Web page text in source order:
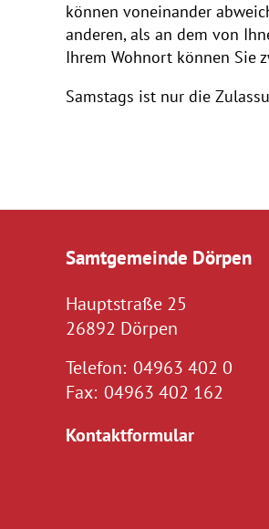
können voneinander
anderen, als an dem von
Ihrem Wohnort können Sie
Samstags ist nur die
Samtgemeinde Dörpen
Hauptstraße 25
26892 Dörpen
Telefon: 04963 402 0
Fax: 04963 402 162
Kontaktformular